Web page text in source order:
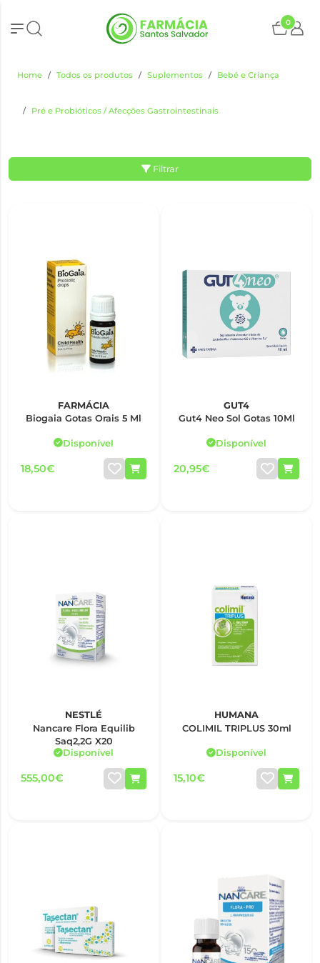
0
Home Todos os produtos Suplementos Bebé e Criança
Pré e Probióticos / Afecções Gastrointestinais
Filtrar
FARMÁCIA
Biogaia Gotas Orais 5 Ml
Disponível
18,50€
GUT4
Gut4 Neo Sol Gotas 10Ml
Disponível
20,95€
NESTLÉ
Nancare Flora Equilib
Saq2,2G X20
Disponível
555,00€
HUMANA
COLIMIL TRIPLUS 30ml
Disponível
15,10€